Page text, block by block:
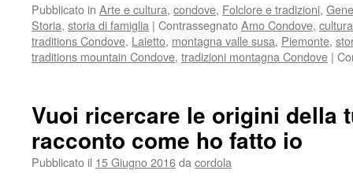
Pubblicato in Arte e cultura, condove, Folclore e tradizioni,
Storia, storia di famiglia | ContrassegnatoAmo Condove,
traditions Condove, Laietto, montagna valle susa, Piemonte,
traditions mountain Condove, tradizioni montagna Condove |
Vuoi ricercare le origini della
racconto come ho fatto io
Pubblicato il 15 Giugno 2016da cordola